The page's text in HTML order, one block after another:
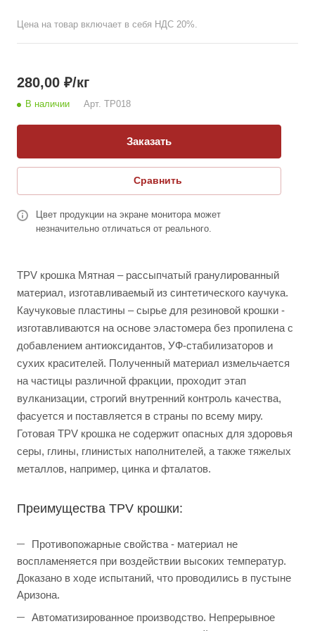
Цена на товар включает в себя НДС 20%.
280,00 ₽/кг
В наличии Арт. TP018
Заказать
Сравнить
Цвет продукции на экране монитора может
незначительно отличаться от реального.
TPV крошка Мятная – рассыпчатый гранулированный
материал, изготавливаемый из синтетического каучука.
Каучуковые пластины – сырье для резиновой крошки -
изготавливаются на основе эластомера без пропилена с
добавлением антиоксидантов, УФ-стабилизаторов и
сухих красителей. Полученный материал измельчается
на частицы различной фракции, проходит этап
вулканизации, строгий внутренний контроль качества,
фасуется и поставляется в страны по всему миру.
Готовая TPV крошка не содержит опасных для здоровья
серы, глины, глинистых наполнителей, а также тяжелых
металлов, например, цинка и фталатов.
Преимущества TPV крошки:
Противопожарные свойства - материал не
воспламеняется при воздействии высоких температур.
Доказано в ходе испытаний, что проводились в пустыне
Аризона.
Автоматизированное производство. Непрерывное